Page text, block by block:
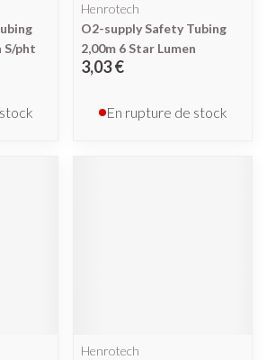
S/pht
Henrotech
O2-supply Safety Tubing
2,00m 6 Star Lumen
3,03 €
En rupture de stock
Henrotech